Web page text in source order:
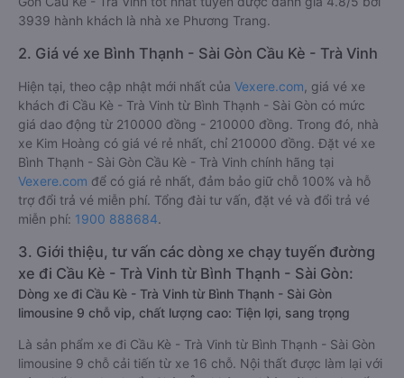
3939 hành khách là nhà xe Phương Trang.
2. Giá vé xe Bình Thạnh - Sài Gòn Cầu Kè - Trà Vinh
Hiện tại, theo cập nhật mới nhất của Vexere.com , giá vé xe
khách đi Cầu Kè - Trà Vinh từ Bình Thạnh - Sài Gòn có mức
giá dao động từ 210000 đồng - 210000 đồng. Trong đó, nhà
xe Kim Hoàng có giá vé rẻ nhất, chỉ 210000 đồng. Đặt vé xe
Bình Thạnh - Sài Gòn Cầu Kè - Trà Vinh chính hãng tại
Vexere.com để có giá rẻ nhất, đảm bảo giữ chỗ 100% và hỗ
trợ đổi trả vé miễn phí. Tổng đài tư vấn, đặt vé và đổi trả vé
miễn phí: 1900 888684.
3. Giới thiệu, tư vấn các dòng xe chạy tuyến đường
xe đi Cầu Kè - Trà Vinh từ Bình Thạnh - Sài Gòn:
Dòng xe đi Cầu Kè - Trà Vinh từ Bình Thạnh - Sài Gòn
limousine 9 chỗ vip, chất lượng cao: Tiện lợi, sang trọng
Là sản phẩm xe đi Cầu Kè - Trà Vinh từ Bình Thạnh - Sài Gòn
limousine 9 chỗ cải tiến từ xe 16 chỗ. Nội thất được làm lại với